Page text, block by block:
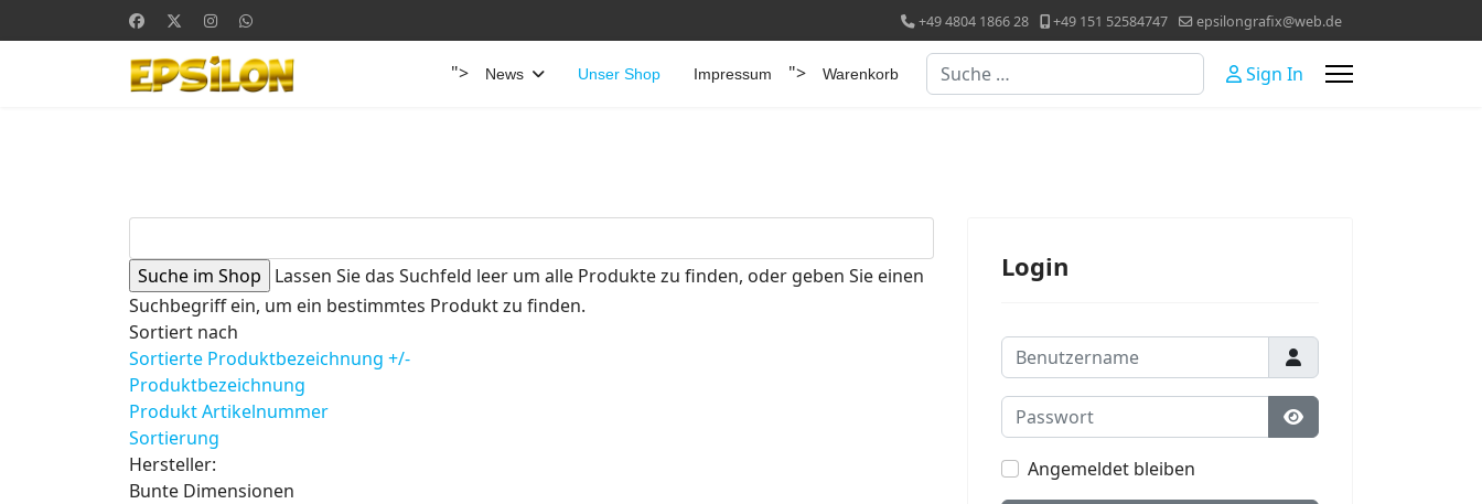
+49 4804 1866 28 +49 151 52584747 epsilongrafix@web.de
"> News Unser Shop Impressum "> Warenkorb Suchen Sign In
Lassen Sie das Suchfeld leer um alle Produkte zu finden, oder geben Sie einen
Suchbegriff ein, um ein bestimmtes Produkt zu finden.
Sortiert nach
Sortierte Produktbezeichnung +/-
Produktbezeichnung
Produkt Artikelnummer
Sortierung
Hersteller:
Bunte Dimensionen
Login
Benutzername
Passwort
Passwort anzeigen
Angemeldet bleiben